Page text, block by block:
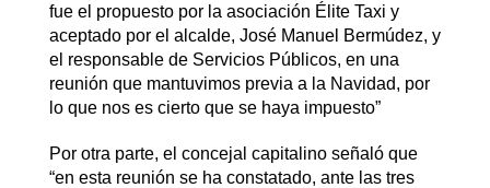
fue el propuesto por la asociación Élite Taxi y
aceptado por el alcalde, José Manuel Bermúdez, y
el responsable de Servicios Públicos, en una
reunión que mantuvimos previa a la Navidad, por
lo que nos es cierto que se haya impuesto”
Por otra parte, el concejal capitalino señaló que
“en esta reunión se ha constatado, ante las tres